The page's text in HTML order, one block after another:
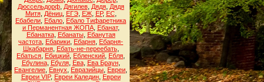
Дюссельдорф, Дягилев, Дядя, Дядя
Митя, Дёниц, ЕГЭ, ЕЖ, ЕР, ЕС,
Ебабели Ебало Ебало Тифаретника
и Перманентная ЖОПА, Ебанат,
Ебанатка, Ебанаты, Ебанутая
частота Ебарики Ебарня Ебарня-
Шкабарня, Ебать-не-переебать,
Ебаться Ебицкий Ебленский Ебля
Ебулина, Ебуля, Ева, Ева Браун,
Евангелие Евнух Евразийцы Евреи
Евреи VIP, Евреи Каледин, Евреи